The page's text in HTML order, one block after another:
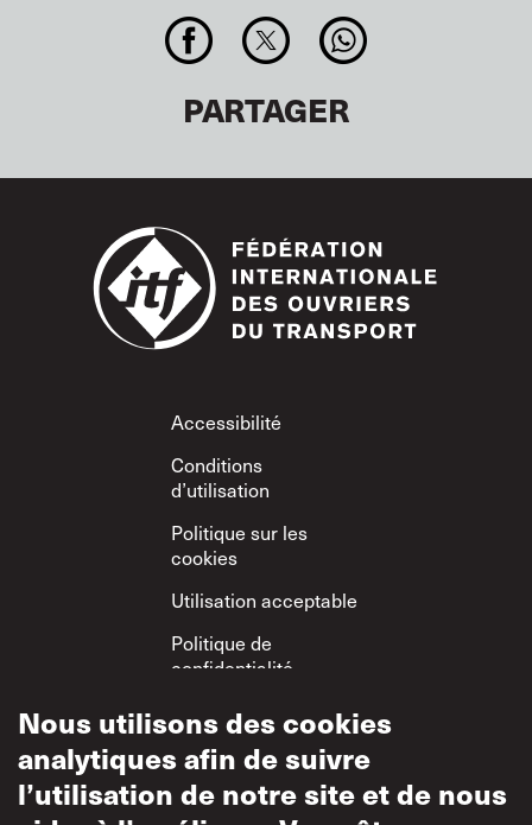
PARTAGER
Footer
Accessibilité
Conditions
d’utilisation
Politique sur les
cookies
Utilisation acceptable
Politique de
confidentialité
Politique sur le
respect mutuel
Nous utilisons des cookies
analytiques afin de suivre
l’utilisation de notre site et de nous